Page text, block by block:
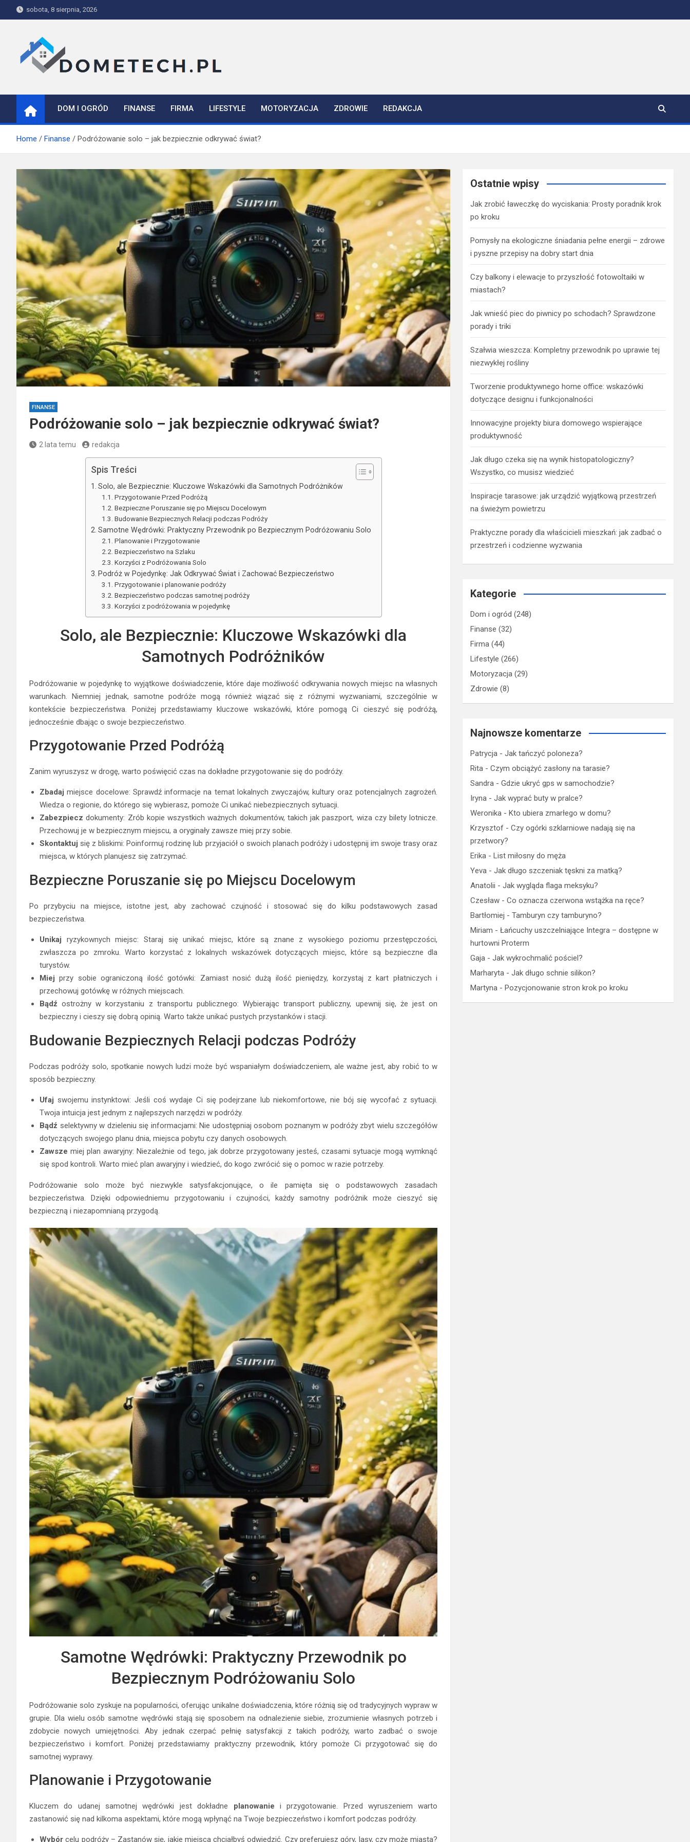
to
sobota, 8 sierpnia, 2026
Dometech
DOM I OGRÓD FINANSE FIRMA LIFESTYLE MOTORYZACJA ZDROWIE REDAKCJA
Home Finanse Podróżowanie solo – jak bezpiecznie odkrywać świat?
FINANSE
Podróżowanie solo – jak bezpiecznie odkrywać świat?
2 lata temu redakcja
Spis Treści
Solo, ale Bezpiecznie: Kluczowe Wskazówki dla Samotnych Podróżników
Przygotowanie Przed Podróżą
Bezpieczne Poruszanie się po Miejscu Docelowym
Budowanie Bezpiecznych Relacji podczas Podróży
Samotne Wędrówki: Praktyczny Przewodnik po Bezpiecznym Podróżowaniu Solo
Planowanie i Przygotowanie
Bezpieczeństwo na Szlaku
Korzyści z Podróżowania Solo
Podróż w Pojedynkę: Jak Odkrywać Świat i Zachować Bezpieczeństwo
Przygotowanie i planowanie podróży
Bezpieczeństwo podczas samotnej podróży
Korzyści z podróżowania w pojedynkę
Solo, ale Bezpiecznie: Kluczowe Wskazówki dla
Samotnych Podróżników
Podróżowanie w pojedynkę to wyjątkowe doświadczenie, które daje możliwość odkrywania nowych miejsc na własnych
warunkach. Niemniej jednak, samotne podróże mogą również wiązać się z różnymi wyzwaniami, szczególnie w
kontekście bezpieczeństwa. Poniżej przedstawiamy kluczowe wskazówki, które pomogą Ci cieszyć się podróżą,
jednocześnie dbając o swoje bezpieczeństwo.
Przygotowanie Przed Podróżą
Zanim wyruszysz w drogę, warto poświęcić czas na dokładne przygotowanie się do podróży.
Zbadaj miejsce docelowe: Sprawdź informacje na temat lokalnych zwyczajów, kultury oraz potencjalnych zagrożeń.
Wiedza o regionie, do którego się wybierasz, pomoże Ci unikać niebezpiecznych sytuacji.
Zabezpiecz dokumenty: Zrób kopie wszystkich ważnych dokumentów, takich jak paszport, wiza czy bilety lotnicze.
Przechowuj je w bezpiecznym miejscu, a oryginały zawsze miej przy sobie.
Skontaktuj się z bliskimi: Poinformuj rodzinę lub przyjaciół o swoich planach podróży i udostępnij im swoje trasy oraz
miejsca, w których planujesz się zatrzymać.
Bezpieczne Poruszanie się po Miejscu Docelowym
Po przybyciu na miejsce, istotne jest, aby zachować czujność i stosować się do kilku podstawowych zasad
bezpieczeństwa.
Unikaj ryzykownych miejsc: Staraj się unikać miejsc, które są znane z wysokiego poziomu przestępczości,
zwłaszcza po zmroku. Warto korzystać z lokalnych wskazówek dotyczących miejsc, które są bezpieczne dla
turystów.
Miej przy sobie ograniczoną ilość gotówki: Zamiast nosić dużą ilość pieniędzy, korzystaj z kart płatniczych i
przechowuj gotówkę w różnych miejscach.
Bądź ostrożny w korzystaniu z transportu publicznego: Wybierając transport publiczny, upewnij się, że jest on
bezpieczny i cieszy się dobrą opinią. Warto także unikać pustych przystanków i stacji.
Budowanie Bezpiecznych Relacji podczas Podróży
Podczas podróży solo, spotkanie nowych ludzi może być wspaniałym doświadczeniem, ale ważne jest, aby robić to w
sposób bezpieczny.
Ufaj swojemu instynktowi: Jeśli coś wydaje Ci się podejrzane lub niekomfortowe, nie bój się wycofać z sytuacji.
Twoja intuicja jest jednym z najlepszych narzędzi w podróży.
Bądź selektywny w dzieleniu się informacjami: Nie udostępniaj osobom poznanym w podróży zbyt wielu szczegółów
dotyczących swojego planu dnia, miejsca pobytu czy danych osobowych.
Zawsze miej plan awaryjny: Niezależnie od tego, jak dobrze przygotowany jesteś, czasami sytuacje mogą wymknąć
się spod kontroli. Warto mieć plan awaryjny i wiedzieć, do kogo zwrócić się o pomoc w razie potrzeby.
Podróżowanie solo może być niezwykle satysfakcjonujące, o ile pamięta się o podstawowych zasadach
bezpieczeństwa. Dzięki odpowiedniemu przygotowaniu i czujności, każdy samotny podróżnik może cieszyć się
bezpieczną i niezapomnianą przygodą.
Samotne Wędrówki: Praktyczny Przewodnik po
Bezpiecznym Podróżowaniu Solo
Podróżowanie solo zyskuje na popularności, oferując unikalne doświadczenia, które różnią się od tradycyjnych wypraw w
grupie. Dla wielu osób samotne wędrówki stają się sposobem na odnalezienie siebie, zrozumienie własnych potrzeb i
zdobycie nowych umiejętności. Aby jednak czerpać pełnię satysfakcji z takich podróży, warto zadbać o swoje
bezpieczeństwo i komfort. Poniżej przedstawiamy praktyczny przewodnik, który pomoże Ci przygotować się do
samotnej wyprawy.
Planowanie i Przygotowanie
Kluczem do udanej samotnej wędrówki jest dokładne planowanie i przygotowanie. Przed wyruszeniem warto
zastanowić się nad kilkoma aspektami, które mogą wpłynąć na Twoje bezpieczeństwo i komfort podczas podróży.
Wybór celu podróży – Zastanów się, jakie miejsca chciałbyś odwiedzić. Czy preferujesz góry, lasy, czy może miasta?
Ostatnie wpisy
Jak zrobić ławeczkę do wyciskania: Prosty poradnik krok
po kroku
Pomysły na ekologiczne śniadania pełne energii – zdrowe
i pyszne przepisy na dobry start dnia
Czy balkony i elewacje to przyszłość fotowoltaiki w
miastach?
Jak wnieść piec do piwnicy po schodach? Sprawdzone
porady i triki
Szałwia wieszcza: Kompletny przewodnik po uprawie tej
niezwykłej rośliny
Tworzenie produktywnego home office: wskazówki
dotyczące designu i funkcjonalności
Innowacyjne projekty biura domowego wspierające
produktywność
Jak długo czeka się na wynik histopatologiczny?
Wszystko, co musisz wiedzieć
Inspiracje tarasowe: jak urządzić wyjątkową przestrzeń
na świeżym powietrzu
Praktyczne porady dla właścicieli mieszkań: jak zadbać o
przestrzeń i codzienne wyzwania
Kategorie
Dom i ogród (248)
Finanse (32)
Firma (44)
Lifestyle (266)
Motoryzacja (29)
Zdrowie (8)
Najnowsze komentarze
Patrycja -Jak tańczyć poloneza?
Rita -Czym obciążyć zasłony na tarasie?
Sandra -Gdzie ukryć gps w samochodzie?
Iryna -Jak wyprać buty w pralce?
Weronika - Kto ubiera zmarłego w domu?
Krzysztof -Czy ogórki szklarniowe nadają się na
przetwory?
Erika - List miłosny do męża
Yeva -Jak długo szczeniak tęskni za matką?
Anatolii -Jak wygląda flaga meksyku?
Czesław -Co oznacza czerwona wstążka na ręce?
Bartłomiej -Tamburyn czy tamburyno?
Miriam -Łańcuchy uszczelniające Integra – dostępne w
hurtowni Proterm
Gaja -Jak wykrochmalić pościel?
Marharyta -Jak długo schnie silikon?
Martyna - Pozycjonowanie stron krok po kroku